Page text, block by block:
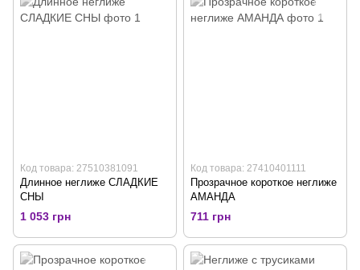
Код товара: 27510381091
Длинное неглиже СЛАДКИЕ
СНЫ
1 053 грн
Код товара: 27410401111
Прозрачное короткое неглиже
АМАНДА
711 грн